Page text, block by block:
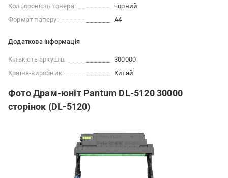
Кольоровість тонера:
чорний
Формат паперу:
A4
Додаткова інформація
Кількість аркушів:
300000
Країна-виробник:
Китай
Фото Драм-юніт Pantum DL-5120 30000
сторінок (DL-5120)